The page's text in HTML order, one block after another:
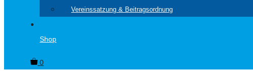
Vereinssatzung & Beitragsordnung
Shop
0